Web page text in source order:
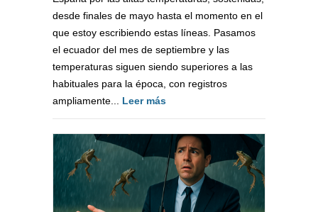
desde finales de mayo hasta el momento en el
que estoy escribiendo estas líneas. Pasamos
el ecuador del mes de septiembre y las
temperaturas siguen siendo superiores a las
habituales para la época, con registros
ampliamente... Leer más